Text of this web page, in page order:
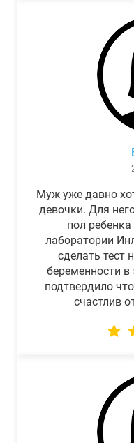
Муж уже давно
девочки. Для
пол
лаборатории
сделать тест
беременности
подтвердило
счастлив